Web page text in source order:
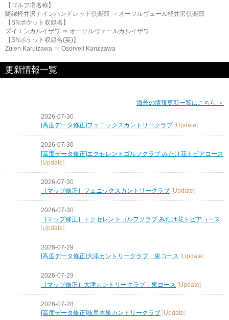
【ゴルフ場名称】
隨縁軽井沢ナインハンドレッド倶楽部 ⇒ オーソルヴェール軽井沢倶楽部
【SNポケット収録名】
ズイエンカルイザワ ⇒ オーソルヴェールカルイザワ
【SNポケット収録名(英)】
Zuien Karuizawa ⇒ Osorveil Karuizawa
更新情報一覧
海外の情報更新一覧はこちら ＞
2026-07-30
[高度データ修正]フェニックスカントリークラブ
Update
2026-07-30
[高度データ修正]エクセレントゴルフクラブ みたけ花トピアコース
[Update]
2026-07-30
［マップ修正］フェニックスカントリークラブ [Update]
2026-07-30
［マップ修正］エクセレントゴルフクラブ みたけ花トピアコース
[Update]
2026-07-29
[高度データ修正]大津カントリークラブ 東コース [Update]
2026-07-29
［マップ修正］大津カントリークラブ 東コース [Update]
2026-07-28
[高度データ修正]岐阜本巣カントリークラブ [Update]